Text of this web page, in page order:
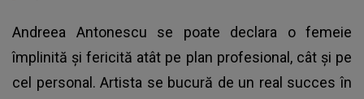
Andreea Antonescu se poate declara o femeie
împlinită și fericită atât pe plan profesional, cât și pe
cel personal. Artista se bucură de un real succes în